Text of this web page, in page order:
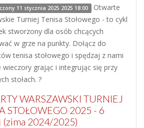
11 stycznia 2025 2025 18:00 Otwarte
Turniej Tenisa Stołowego - to cykl
stworzony dla osób chcących
w grze na punkty. Dołącz do
tenisa stołowego i spędzaj z nami
wieczory grając i integrując się przy
stołach. ?
WARSZAWSKI TURNIEJ
STOŁOWEGO 2025 - 6
2024/2025)